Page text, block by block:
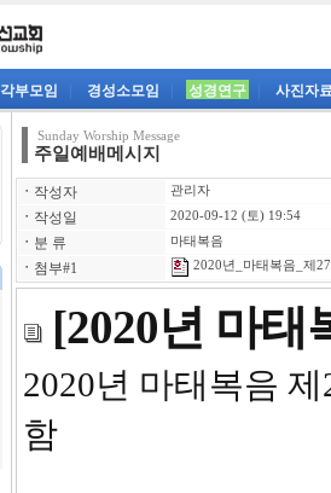
각부모임 경성소모임 성경연구 사진자
Sunday Worship Message
주일예배메시지
ㆍ 작성자 관리자
ㆍ 작성일 2020-09-12 (토) 19:54
ㆍ 분 류 마태복음
ㆍ 첨부#1 2020년_마태복음_제
[2020년 마태
2020년 마
함